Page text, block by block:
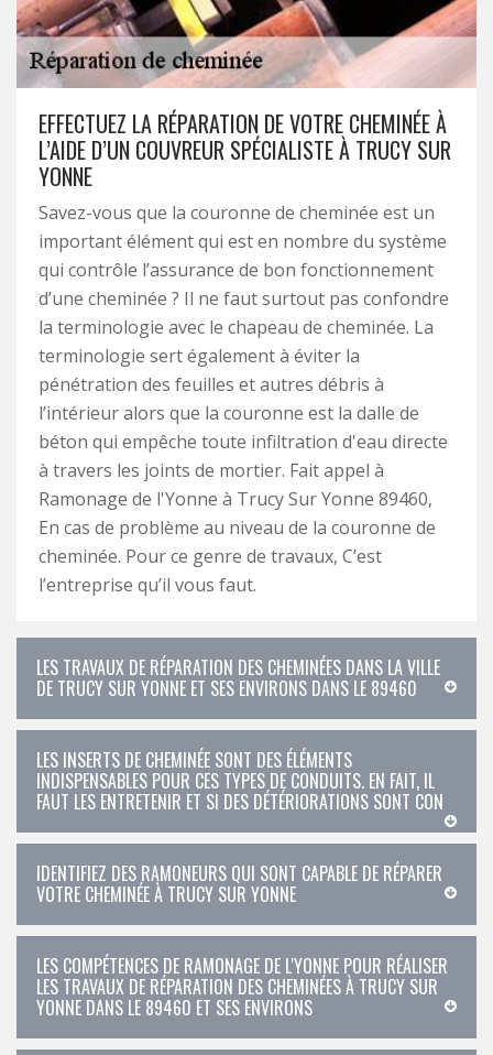
EFFECTUEZ LA RÉPARATION DE VOTRE CHEMINÉE À
L’AIDE D’UN COUVREUR SPÉCIALISTE À TRUCY SUR
YONNE
Savez-vous que la couronne de cheminée est un
important élément qui est en nombre du système
qui contrôle l’assurance de bon fonctionnement
d’une cheminée ? Il ne faut surtout pas confondre
la terminologie avec le chapeau de cheminée. La
terminologie sert également à éviter la
pénétration des feuilles et autres débris à
l’intérieur alors que la couronne est la dalle de
béton qui empêche toute infiltration d'eau directe
à travers les joints de mortier. Fait appel à
Ramonage de l'Yonne à Trucy Sur Yonne 89460,
En cas de problème au niveau de la couronne de
cheminée. Pour ce genre de travaux, C’est
l’entreprise qu’il vous faut.
LES TRAVAUX DE RÉPARATION DES CHEMINÉES DANS LA VILLE
DE TRUCY SUR YONNE ET SES ENVIRONS DANS LE 89460
LES INSERTS DE CHEMINÉE SONT DES ÉLÉMENTS
INDISPENSABLES POUR CES TYPES DE CONDUITS. EN FAIT, IL
FAUT LES ENTRETENIR ET SI DES DÉTÉRIORATIONS SONT CON
IDENTIFIEZ DES RAMONEURS QUI SONT CAPABLE DE RÉPARER
VOTRE CHEMINÉE À TRUCY SUR YONNE
LES COMPÉTENCES DE RAMONAGE DE L'YONNE POUR RÉALISER
LES TRAVAUX DE RÉPARATION DES CHEMINÉES À TRUCY SUR
YONNE DANS LE 89460 ET SES ENVIRONS